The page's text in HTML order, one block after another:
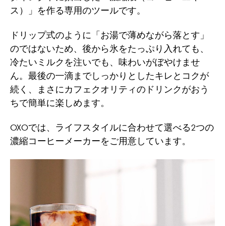
ス）」を作る専用のツールです。
ドリップ式のように「お湯で薄めながら落とす」
のではないため、後から氷をたっぷり入れても、
冷たいミルクを注いでも、味わいがぼやけませ
ん。最後の一滴までしっかりとしたキレとコクが
続く、まさにカフェクオリティのドリンクがおう
ちで簡単に楽しめます。
OXOでは、ライフスタイルに合わせて選べる2つの
濃縮コーヒーメーカーをご用意しています。